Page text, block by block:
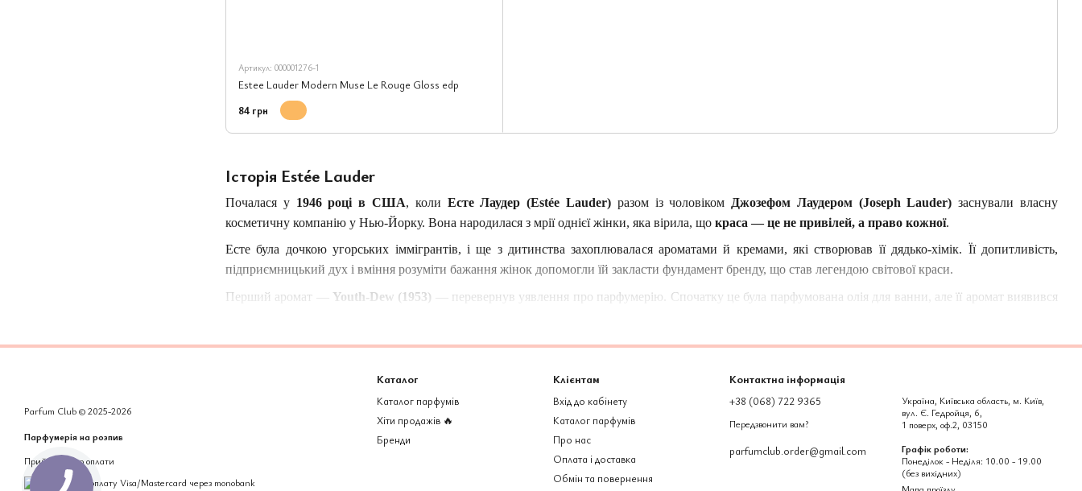
Історія Estée Lauder
Почалася у 1946 році в США, коли Есте Лаудер (Estée Lauder)разом із чоловіком Джозефом Лаудером (Joseph Lauder) заснували власну
косметичну компанію у Нью-Йорку. Вона народилася з мрії однієї жінки, яка вірила, що краса — це не привілей, а право кожної.
Есте була дочкою угорських іммігрантів, і ще з дитинства захоплювалася ароматами й кремами, які створював її дядько-хімік. Її допитливість,
підприємницький дух і вміння розуміти бажання жінок допомогли їй закласти фундамент бренду, що став легендою світової краси.
Перший аромат — Youth-Dew (1953) — перевернув уявлення про парфумерію. Спочатку це була парфумована олія для ванни, але її аромат виявився
. Його концепція базується на переконанні, що кожна жінка
може виглядати чарівно, якщо знайде свій власний стиль і аромат.
Бренд завжди уникає надмірної гучності чи експериментальної ексцентричності — він втілює
Estée Lauder створюються для того, щоб підкреслити унікальність людини, а не затьмарити її.
Кожен парфум бренду — це
, що розкривається поступово: від ніжності до пристрасті, від енергії ранку до загадковості ночі. Вони
Артикул: 000001276-1
Estee Lauder Modern Muse Le Rouge Gloss edp
84 грн
Parfum Club © 2025-2026
Парфумерія на розпив
Приймаємо до оплати
Каталог
Каталог парфумів
Хіти продажів 🔥
Бренди
Клієнтам
Вхід до кабінету
Каталог парфумів
Про нас
Оплата і доставка
Обмін та повернення
Контактна інформація
+38 (068) 722 9365
Передзвонити вам?
parfumclub.order@gmail.com
Україна, Київська область, м. Київ,
вул. Є. Гедройця, 6,
1 поверх, оф.2, 03150
Графік роботи:
Понеділок - Неділя: 10.00 - 19.00
(без вихідних)